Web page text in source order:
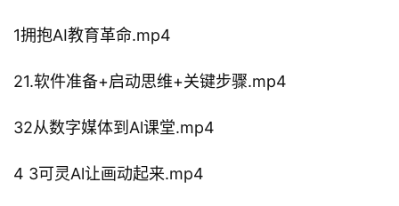
1拥抱AI教育革命.mp4
21.软件准备+启动思维+关键步骤.mp4
32从数字媒体到Al课堂.mp4
4 3可灵Al让画动起来.mp4